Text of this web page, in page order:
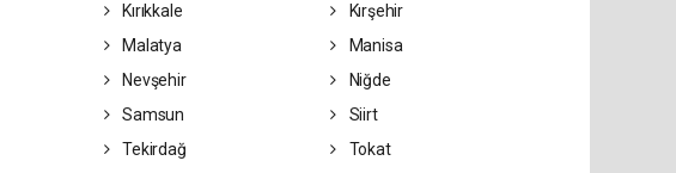
Kırıkkale
Kırşehir
Malatya
Manisa
Nevşehir
Niğde
Samsun
Siirt
Tekirdağ
Tokat